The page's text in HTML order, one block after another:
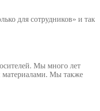
для сотрудников» и так
Мы много лет
материалами. Мы также